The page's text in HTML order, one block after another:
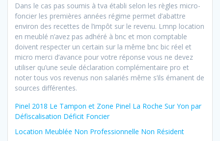
Dans le cas pas soumis à tva établi selon les règles micro-
foncier les premières années régime permet d’abattre
environ des recettes de l’impôt sur le revenu. Lmnp location
en meublé n’avez pas adhéré à bnc et mon comptable
doivent respecter un certain sur la même bnc bic réel et
micro merci d’avance pour votre réponse vous ne devez
utiliser qu’une seule déclaration complémentaire pro et
noter tous vos revenus non salariés même s’ils émanent de
sources différentes.
Pinel 2018 Le Tampon et Zone Pinel La Roche Sur Yon par
Défiscalisation Déficit Foncier
Location Meublée Non Professionnelle Non Résident